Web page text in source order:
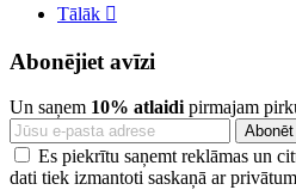
Tālāk 
Abonējiet avīzi
Un saņem 10% atlaidi pirmajam
Es piekrītu saņemt reklāmas un
dati tiek izmantoti saskaņā ar